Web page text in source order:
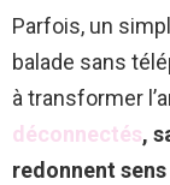
Parfois, un
balade sans
à transformer
déconnectés,
redonnent